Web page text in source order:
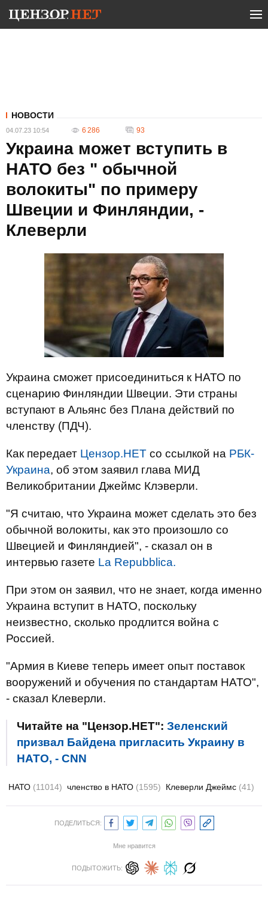
НОВОСТИ
04.07.23 10:54 6 286 93
Украина может вступить в
НАТО без " обычной
волокиты" по примеру
Швеции и Финляндии, -
Клеверли
Украина сможет присоединиться к НАТО по
сценарию Финляндии Швеции. Эти страны
вступают в Альянс без Плана действий по
членству (ПДЧ).
Как передает Цензор.НЕТ со ссылкой на РБК-
Украина, об этом заявил глава МИД
Великобритании Джеймс Клэверли.
"Я считаю, что Украина может сделать это без
обычной волокиты, как это произошло со
Швецией и Финляндией", - сказал он в
интервью газете La Repubblica.
При этом он заявил, что не знает, когда именно
Украина вступит в НАТО, поскольку
неизвестно, сколько продлится война с
Россией.
"Армия в Киеве теперь имеет опыт поставок
вооружений и обучения по стандартам НАТО",
- сказал Клеверли.
Читайте на "Цензор.НЕТ": Зеленский
призвал Байдена пригласить Украину в
НАТО, - CNN
НАТО (11014) членство в НАТО (1595) Клеверли Джеймс (41)
ПОДЕЛИТЬСЯ:
Мне нравится
ПОДЫТОЖИТЬ: